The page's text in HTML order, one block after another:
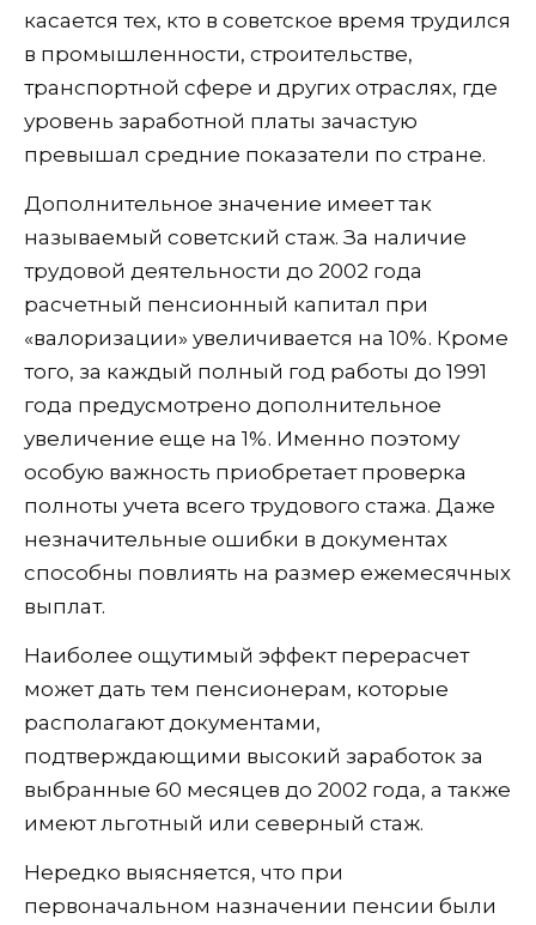
касается тех, кто в советское время трудился
в промышленности, строительстве,
транспортной сфере и других отраслях, где
уровень заработной платы зачастую
превышал средние показатели по стране.
Дополнительное значение имеет так
называемый советский стаж. За наличие
трудовой деятельности до 2002 года
расчетный пенсионный капитал при
«валоризации» увеличивается на 10%. Кроме
того, за каждый полный год работы до 1991
года предусмотрено дополнительное
увеличение еще на 1%. Именно поэтому
особую важность приобретает проверка
полноты учета всего трудового стажа. Даже
незначительные ошибки в документах
способны повлиять на размер ежемесячных
выплат.
Наиболее ощутимый эффект перерасчет
может дать тем пенсионерам, которые
располагают документами,
подтверждающими высокий заработок за
выбранные 60 месяцев до 2002 года, а также
имеют льготный или северный стаж.
Нередко выясняется, что при
первоначальном назначении пенсии были